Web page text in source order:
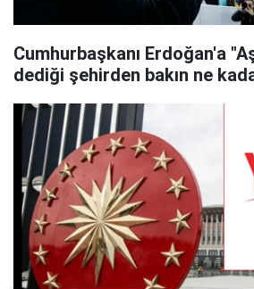
Cumhurbaşkanı Erdoğan'a
dediği şehirden bakın ne